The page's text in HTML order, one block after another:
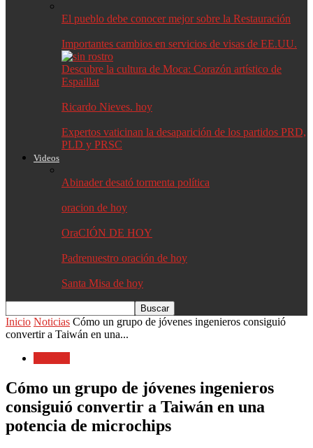
El pueblo debe conocer mejor sobre la Restauración
Importantes cambios en servicios de visas de EE.UU.
Descubre la cultura de Moca: Corazón artístico de
Espaillat
Ricardo Nieves. hoy
Expertos vaticinan la desaparición de los partidos PRD,
PLD y PRSC
Videos
Abinader desató tormenta política
oracion de hoy
OraCIÓN DE HOY
Padrenuestro oración de hoy
Santa Misa de hoy
Inicio Noticias Cómo un grupo de jóvenes ingenieros consiguió
convertir a Taiwán en una...
Cómo un grupo de jóvenes ingenieros
consiguió convertir a Taiwán en una
potencia de microchips